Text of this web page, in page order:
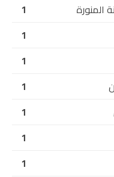
المنورة
1
1
1
1
1
1
1